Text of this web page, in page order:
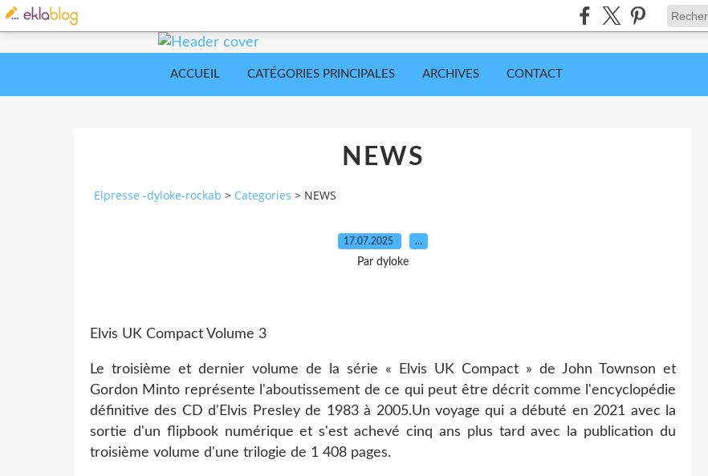
ACCUEIL CATÉGORIES PRINCIPALES ARCHIVES CONTACT
NEWS
Elpresse -dyloke-rockab > Categories > NEWS
17.07.2025 …
Par dyloke
Elvis UK Compact Volume 3
Le troisième et dernier volume de la série « Elvis UK Compact » de John Townson et
Gordon Minto représente l'aboutissement de ce qui peut être décrit comme l'encyclopédie
définitive des CD d'Elvis Presley de 1983 à 2005.Un voyage qui a débuté en 2021 avec la
sortie d'un flipbook numérique et s'est achevé cinq ans plus tard avec la publication du
troisième volume d'une trilogie de 1 408 pages.